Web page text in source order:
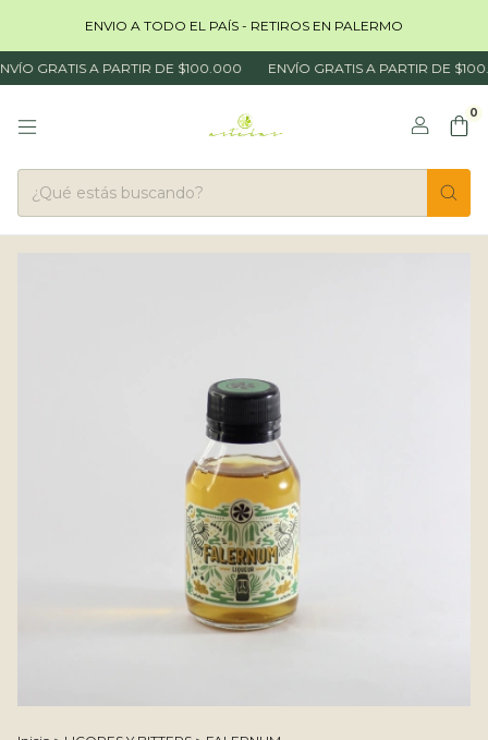
ENVIO A TODO EL PAÍS - RETIROS EN PALERMO
GRATIS A PARTIR DE $100.000 ENVÍO GRATIS A PARTIR DE
0